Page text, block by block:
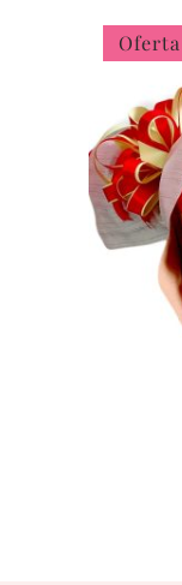
Oferta